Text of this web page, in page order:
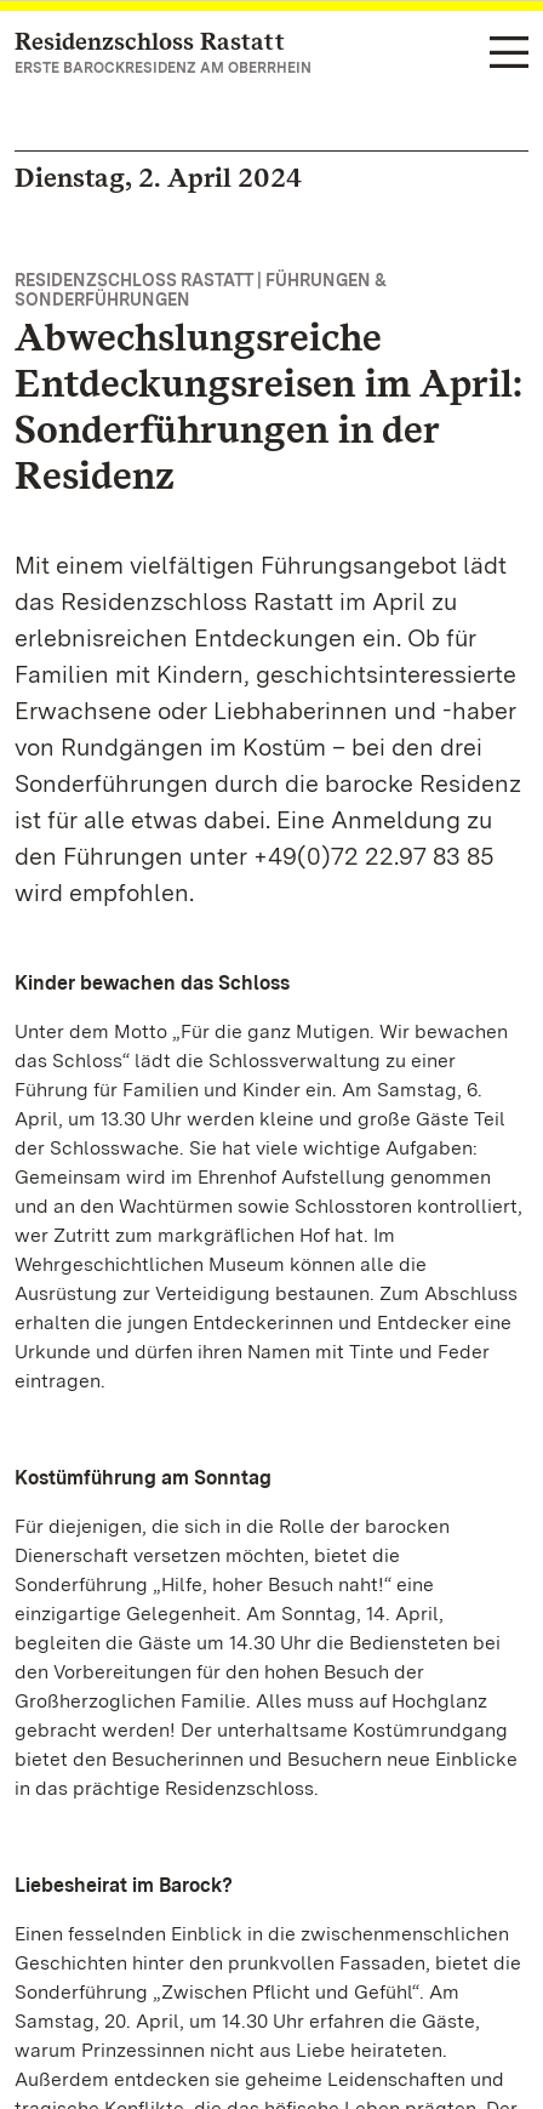
Zum Hauptinhalt springen
Residenzschloss Rastatt
ERSTE BAROCKRESIDENZ AM OBERRHEIN
Dienstag, 2. April 2024
RESIDENZSCHLOSS RASTATT | FÜHRUNGEN &
SONDERFÜHRUNGEN
Abwechslungsreiche
Entdeckungsreisen im April:
Sonderführungen in der
Residenz
Mit einem vielfältigen Führungsangebot lädt
das Residenzschloss Rastatt im April zu
erlebnisreichen Entdeckungen ein. Ob für
Familien mit Kindern, geschichtsinteressierte
Erwachsene oder Liebhaberinnen und -haber
von Rundgängen im Kostüm – bei den drei
Sonderführungen durch die barocke Residenz
ist für alle etwas dabei. Eine Anmeldung zu
den Führungen unter +49(0)72 22.97 83 85
wird empfohlen.
Kinder bewachen das Schloss
Unter dem Motto „Für die ganz Mutigen. Wir bewachen
das Schloss“ lädt die Schlossverwaltung zu einer
Führung für Familien und Kinder ein. Am Samstag, 6.
April, um 13.30 Uhr werden kleine und große Gäste Teil
der Schlosswache. Sie hat viele wichtige Aufgaben:
Gemeinsam wird im Ehrenhof Aufstellung genommen
und an den Wachtürmen sowie Schlosstoren kontrolliert,
wer Zutritt zum markgräflichen Hof hat. Im
Wehrgeschichtlichen Museum können alle die
Ausrüstung zur Verteidigung bestaunen. Zum Abschluss
erhalten die jungen Entdeckerinnen und Entdecker eine
Urkunde und dürfen ihren Namen mit Tinte und Feder
eintragen.
Kostümführung am Sonntag
Für diejenigen, die sich in die Rolle der barocken
Dienerschaft versetzen möchten, bietet die
Sonderführung „Hilfe, hoher Besuch naht!“ eine
einzigartige Gelegenheit. Am Sonntag, 14. April,
begleiten die Gäste um 14.30 Uhr die Bediensteten bei
den Vorbereitungen für den hohen Besuch der
Großherzoglichen Familie. Alles muss auf Hochglanz
gebracht werden! Der unterhaltsame Kostümrundgang
bietet den Besucherinnen und Besuchern neue Einblicke
in das prächtige Residenzschloss.
Liebesheirat im Barock?
Einen fesselnden Einblick in die zwischenmenschlichen
Geschichten hinter den prunkvollen Fassaden, bietet die
Sonderführung „Zwischen Pflicht und Gefühl“. Am
Samstag, 20. April, um 14.30 Uhr erfahren die Gäste,
warum Prinzessinnen nicht aus Liebe heirateten.
Außerdem entdecken sie geheime Leidenschaften und